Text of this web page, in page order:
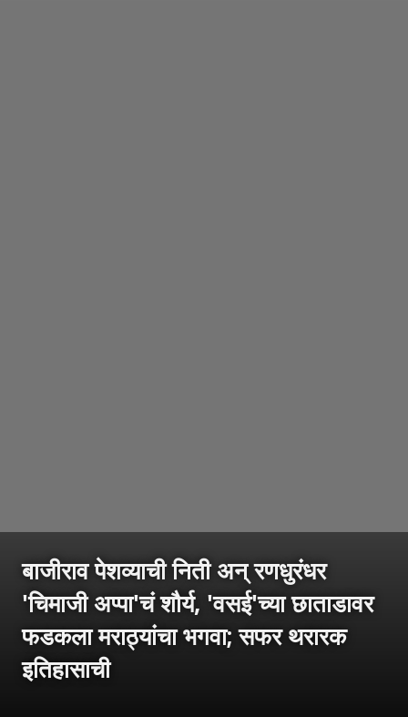
बाजीराव पेशव्याची निती अन् रणधुरंधर
'चिमाजी अप्पा'चं शौर्य, 'वसई'च्या छाताडावर
फडकला मराठ्यांचा भगवा; सफर थरारक
इतिहासाची